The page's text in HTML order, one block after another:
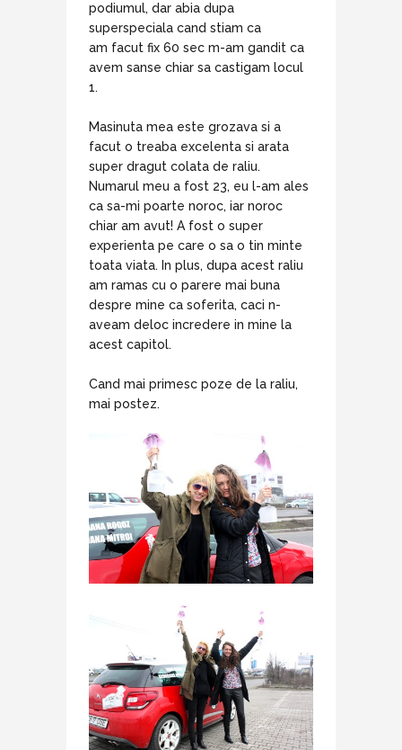
podiumul, dar abia dupa
superspeciala cand stiam ca
am facut fix 60 sec m-am gandit ca
avem sanse chiar sa castigam locul
1.
Masinuta mea este grozava si a
facut o treaba excelenta si arata
super dragut colata de raliu.
Numarul meu a fost 23, eu l-am ales
ca sa-mi poarte noroc, iar noroc
chiar am avut! A fost o super
experienta pe care o sa o tin minte
toata viata. In plus, dupa acest raliu
am ramas cu o parere mai buna
despre mine ca soferita, caci n-
aveam deloc incredere in mine la
acest capitol.
Cand mai primesc poze de la raliu,
mai postez.